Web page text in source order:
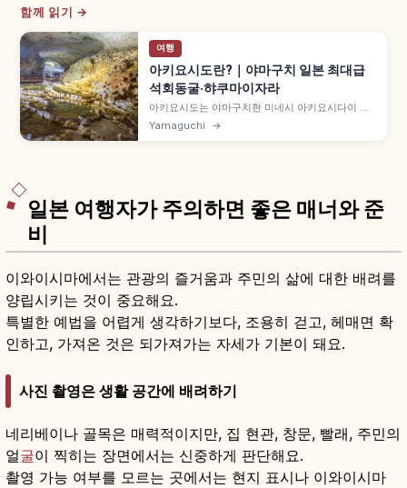
함께 읽기 →
여행
아키요시도란?｜야마구치 일본 최대급
석회동굴·햐쿠마이자라
아키요시도는 야마구치현 미네시 아키요시다이 지
하의 일본 최대급 석회동굴로, 총 연장 약 10km 중
약 1km 구간이 관광용으로 정비되어 있습니다. 계
Yamaguchi →
일본 여행자가 주의하면 좋은 매너와 준
비
이와이시마에서는 관광의 즐거움과 주민의 삶에 대한 배려를
양립시키는 것이 중요해요.
특별한 예법을 어렵게 생각하기보다, 조용히 걷고, 헤매면 확
인하고, 가져온 것은 되가져가는 자세가 기본이 돼요.
사진 촬영은 생활 공간에 배려하기
네리베이나 골목은 매력적이지만, 집 현관, 창문, 빨래, 주민의
얼굴이 찍히는 장면에서는 신중하게 판단해요.
촬영 가능 여부를 모르는 곳에서는 현지 표시나 이와이시마